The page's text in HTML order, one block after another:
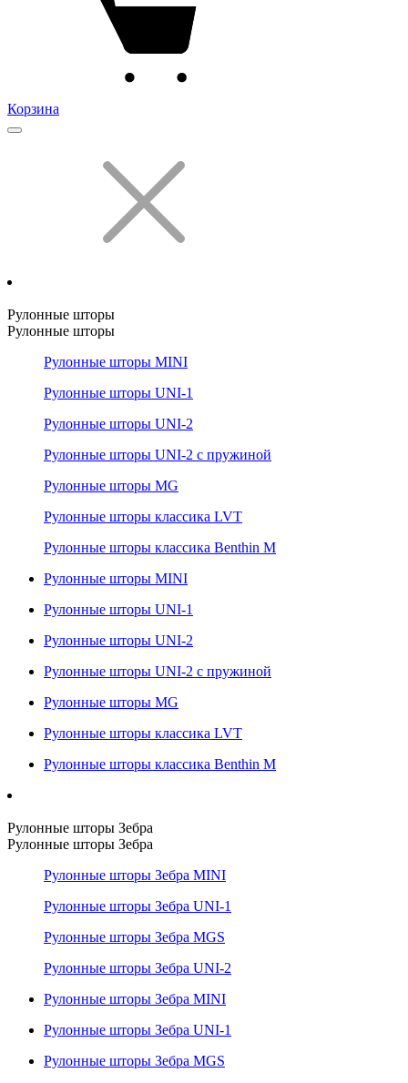
Корзина
Рулонные шторы
Рулонные шторы
Рулонные шторы MINI
Рулонные шторы UNI-1
Рулонные шторы UNI-2
Рулонные шторы UNI-2 с пружиной
Рулонные шторы MG
Рулонные шторы классика LVT
Рулонные шторы классика Benthin M
Рулонные шторы MINI
Рулонные шторы UNI-1
Рулонные шторы UNI-2
Рулонные шторы UNI-2 с пружиной
Рулонные шторы MG
Рулонные шторы классика LVT
Рулонные шторы классика Benthin M
Рулонные шторы Зебра
Рулонные шторы Зебра
Рулонные шторы Зебра MINI
Рулонные шторы Зебра UNI-1
Рулонные шторы Зебра MGS
Рулонные шторы Зебра UNI-2
Рулонные шторы Зебра MINI
Рулонные шторы Зебра UNI-1
Рулонные шторы Зебра MGS